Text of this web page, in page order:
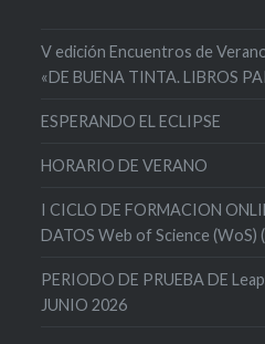
V edición Encuentros de
«DE BUENA TINTA. LIBROS
ESPERANDO EL ECLIPSE
HORARIO DE VERANO
I CICLO DE FORMACION
DATOS Web of Science (WoS)
PERIODO DE PRUEBA DE
JUNIO 2026